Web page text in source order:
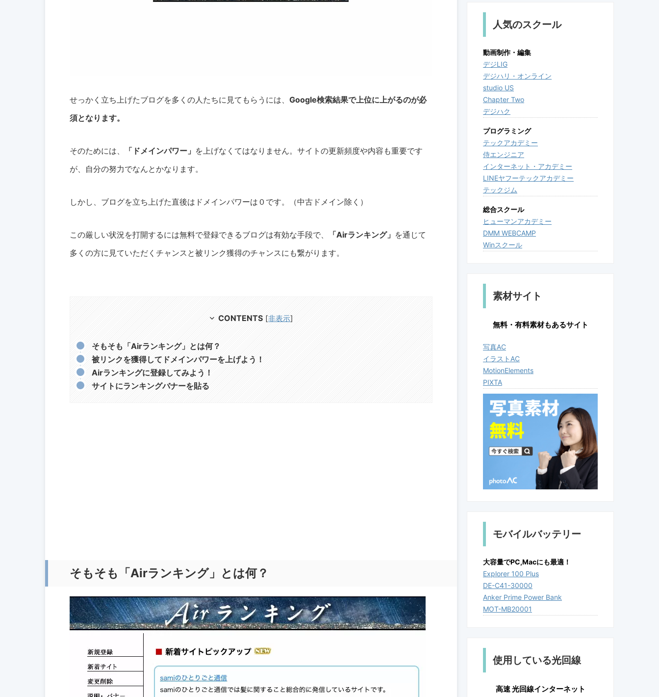
せっかく立ち上げたブログを多くの人たちに見てもらうには、 Google検索結果で上位に上がるのが必
須となります。
そのためには、 「ドメインパワー」 を上げなくてはなりません。サイトの更新頻度や内容も重要です
が、自分の努力でなんとかなります。
しかし、ブログを立ち上げた直後はドメインパワーは０です。（中古ドメイン除く）
この厳しい状況を打開するには無料で登録できるブログは有効な手段で、 「Airランキング」 を通じて
多くの方に見ていただくチャンスと被リンク獲得のチャンスにも繋がります。
CONTENTS [非表示]
そもそも「Airランキング」とは何？
被リンクを獲得してドメインパワーを上げよう！
Airランキングに登録してみよう！
サイトにランキングバナーを貼る
そもそも「Airランキング」とは何？
人気のスクール
動画制作・編集
デジLIG
デジハリ・オンライン
studio US
Chapter Two
デジハク
プログラミング
テックアカデミー
侍エンジニア
インターネット・アカデミー
LINEヤフーテックアカデミー
テックジム
総合スクール
ヒューマンアカデミー
DMM WEBCAMP
Winスクール
素材サイト
無料・有料素材もあるサイト
写真AC
イラストAC
MotionElements
PIXTA
モバイルバッテリー
大容量でPC,Macにも最適！
Explorer 100 Plus
DE-C41-30000
Anker Prime Power Bank
MOT-MB20001
使用している光回線
高速 光回線インターネット